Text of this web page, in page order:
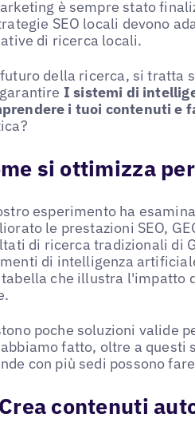
è sempre stato
SEO locali devono
di ricerca locali.
della ricerca, si tratta
I sistemi di
i tuoi contenuti e
si ottimizza per
esperimento ha
le prestazioni SEO,
di ricerca tradizionali di
di intelligenza
tabella che illustra l'impatto
poche soluzioni valide
fatto, oltre a questi
con più sedi possono
contenuti